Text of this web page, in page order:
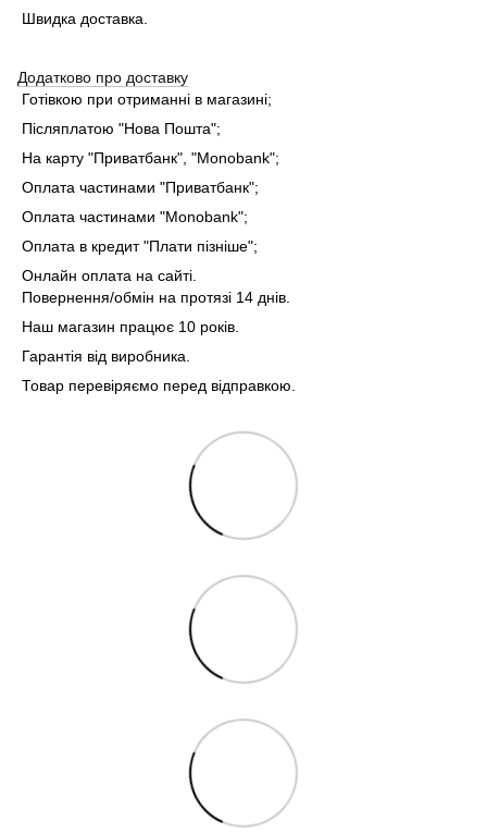
Швидка доставка.
Додатково про доставку
Готівкою при отриманні в магазині;
Післяплатою "Нова Пошта";
На карту "Приватбанк", "Monobank";
Оплата частинами "Приватбанк";
Оплата частинами "Monobank";
Оплата в кредит "Плати пізніше";
Онлайн оплата на сайті.
Повернення/обмін на протязі 14 днів.
Наш магазин працює 10 років.
Гарантія від виробника.
Товар перевіряємо перед відправкою.